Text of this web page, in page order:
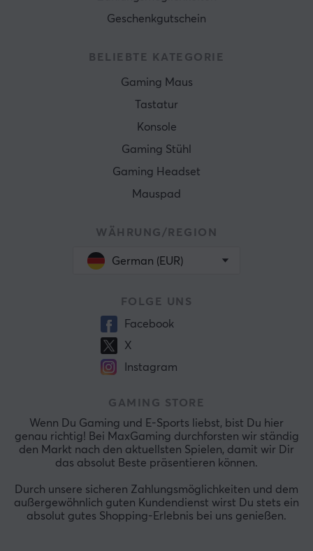
Geschenkgutschein
BELIEBTE KATEGORIE
Gaming Maus
Tastatur
Konsole
Gaming Stühl
Gaming Headset
Mauspad
WÄHRUNG/REGION
German (EUR)
FOLGE UNS
Facebook
X
Instagram
GAMING STORE
Wenn Du Gaming und E-Sports liebst, bist Du hier
genau richtig! Bei MaxGaming durchforsten wir ständig
den Markt nach den aktuellsten Spielen, damit wir Dir
das absolut Beste präsentieren können.
Durch unsere sicheren Zahlungsmöglichkeiten und dem
außergewöhnlich guten Kundendienst wirst Du stets ein
absolut gutes Shopping-Erlebnis bei uns genießen.